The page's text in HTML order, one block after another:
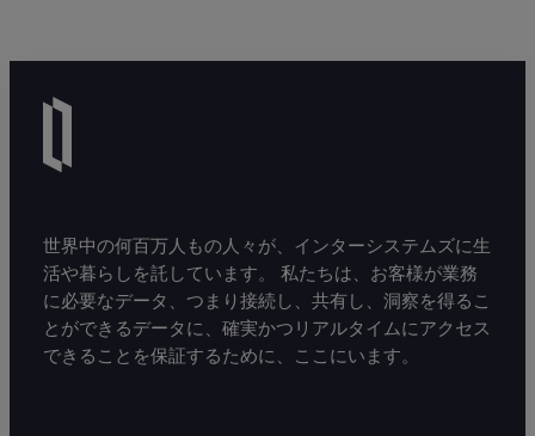
世界中の何百万人もの人々が、インターシステムズに生
活や暮らしを託しています。 私たちは、お客様が業務
に必要なデータ、つまり接続し、共有し、洞察を得るこ
とができるデータに、確実かつリアルタイムにアクセス
できることを保証するために、ここにいます。